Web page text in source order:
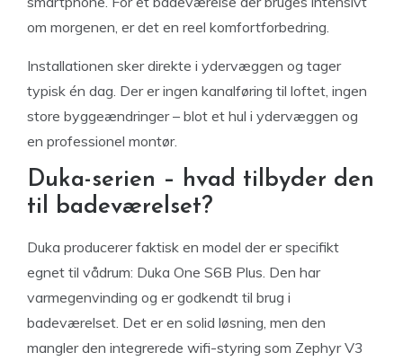
om morgenen, er det en reel komfortforbedring.
Installationen sker direkte i ydervæggen og tager
typisk én dag. Der er ingen kanalføring til loftet, ingen
store byggeændringer – blot et hul i ydervæggen og
en professionel montør.
Duka-serien – hvad tilbyder den
til badeværelset?
Duka producerer faktisk en model der er specifikt
egnet til vådrum: Duka One S6B Plus. Den har
varmegenvinding og er godkendt til brug i
badeværelset. Det er en solid løsning, men den
mangler den integrerede wifi-styring som Zephyr V3